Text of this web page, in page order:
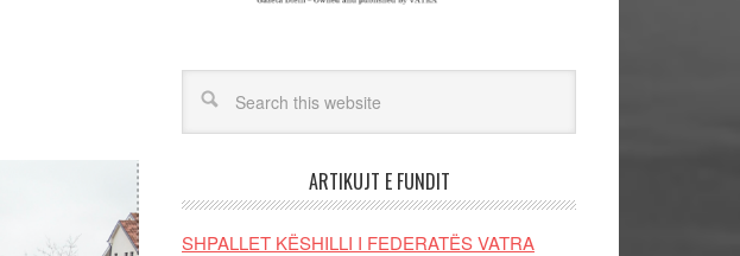
ARTIKUJT E FUNDIT
SHPALLET KËSHILLI I FEDERATËS VATRA